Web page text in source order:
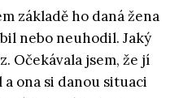
základě ho daná žena
nebo neuhodil. Jaký
Očekávala jsem, že jí
ona si danou situaci